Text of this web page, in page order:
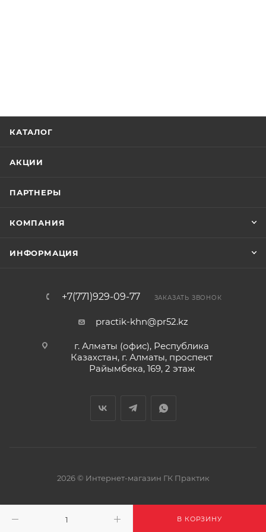
В КОРЗИНУ
КАТАЛОГ
АКЦИИ
ПАРТНЕРЫ
КОМПАНИЯ
ИНФОРМАЦИЯ
+7(771)929-09-77 ЗАКАЗАТЬ ЗВОНОК
practik-khn@pr52.kz
г. Алматы (офис), Республика
Казахстан, г. Алматы, проспект
Райымбека, 169, 2 этаж
2026 © Интернет-магазин ГК Практик